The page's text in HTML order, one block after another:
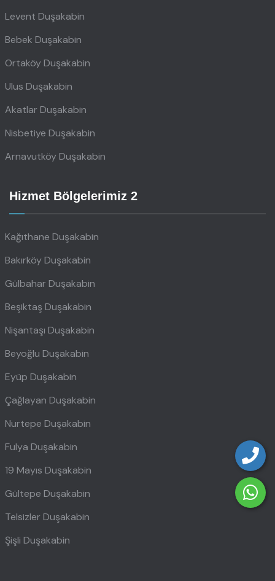
Levent Duşakabin
Bebek Duşakabin
Ortaköy Duşakabin
Ulus Duşakabin
Akatlar Duşakabin
Nisbetiye Duşakabin
Arnavutköy Duşakabin
Hizmet Bölgelerimiz 2
Kağıthane Duşakabin
Bakırköy Duşakabin
Gülbahar Duşakabin
Beşiktaş Duşakabin
Nişantaşı Duşakabin
Beyoğlu Duşakabin
Eyüp Duşakabin
Çağlayan Duşakabin
Nurtepe Duşakabin
Fulya Duşakabin
19 Mayıs Duşakabin
Gültepe Duşakabin
Telsizler Duşakabin
Şişli Duşakabin